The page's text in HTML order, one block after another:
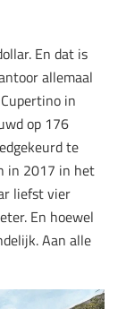
En dat is
allemaal
in
op 176
te
in 2017 in het
liefst vier
En hoewel
Aan alle